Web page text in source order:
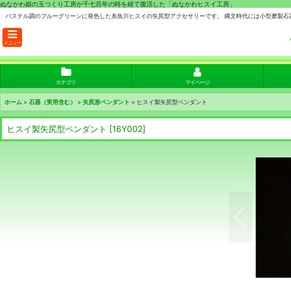
ぬなかわ姫の玉つくり工房が千七百年の時を経て復活した「ぬなかわヒスイ工房」
パステル調のブルーグリーンに発色した糸魚川ヒスイの矢尻型アクセサリーです。 縄文時代には小型磨製
メニュー
カテゴリ マイページ
ホーム > 石器（実用含む） > 矢尻形ペンダント > ヒスイ製矢尻型ペンダント
ヒスイ製矢尻型ペンダント [16Y002]